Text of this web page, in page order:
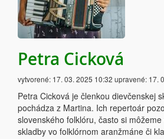
Petra Cicková
vytvorené: 17. 03. 2025 10:32 upravené: 17.
Petra Cicková je členkou dievčenskej
pochádza z Martina. Ich repertoár
slovenského folklóru, často si
skladby vo folklórnom aranžmáne či